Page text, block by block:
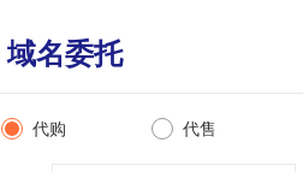
域名委托
代购 代售